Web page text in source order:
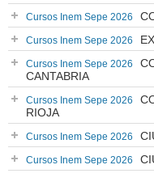
Cursos Inem Sepe 2026
Cursos Inem Sepe 2026
Cursos Inem Sepe 2026
CANTABRIA
Cursos Inem Sepe 2026
RIOJA
Cursos Inem Sepe 2026
Cursos Inem Sepe 2026